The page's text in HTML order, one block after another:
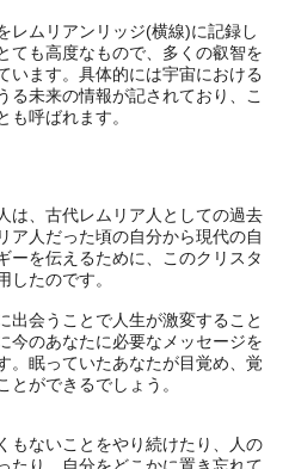
レムリアンリッジ(横線)に記録し
ても高度なもので、多くの叡智を
います。具体的には宇宙における
る未来の情報が記されており、こ
も呼ばれます。
は、古代レムリア人としての過去
ア人だった頃の自分から現代の自
ーを伝えるために、このクリスタ
したのです。
出会うことで人生が激変すること
今のあなたに必要なメッセージを
。眠っていたあなたが目覚め、覚
ができるでしょう。
もないことをやり続けたり、人の
たり、自分をどこかに置き忘れて